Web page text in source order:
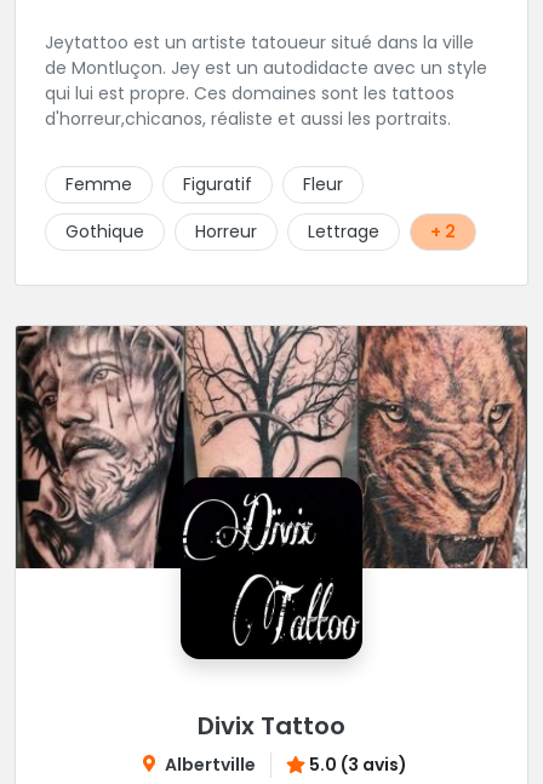
Jeytattoo est un artiste tatoueur situé dans la ville
de Montluçon. Jey est un autodidacte avec un style
qui lui est propre. Ces domaines sont les tattoos
d'horreur,chicanos, réaliste et aussi les portraits.
Femme Figuratif
Fleur
Gothique
Horreur Lettrage + 2
Divix Tattoo
Albertville 5.0 (3 avis)